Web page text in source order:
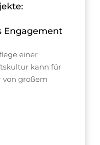
Engagement
einer
kann für
großem